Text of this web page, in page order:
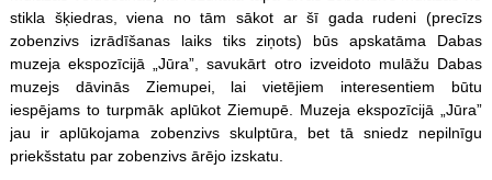
stikla šķiedras, viena no tām sākot ar šī gada rudeni (precīzs
zobenzivs izrādīšanas laiks tiks ziņots) būs apskatāma Dabas
muzeja ekspozīcijā „Jūra”, savukārt otro izveidoto mulāžu Dabas
muzejs dāvinās Ziemupei, lai vietējiem interesentiem būtu
iespējams to turpmāk aplūkot Ziemupē. Muzeja ekspozīcijā „Jūra”
jau ir aplūkojama zobenzivs skulptūra, bet tā sniedz nepilnīgu
priekšstatu par zobenzivs ārējo izskatu.